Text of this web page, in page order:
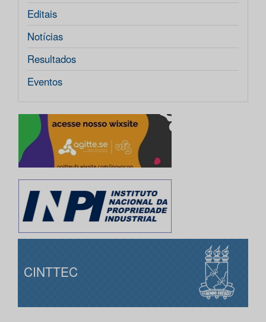
Editais
Notícias
Resultados
Eventos
CINTTEC